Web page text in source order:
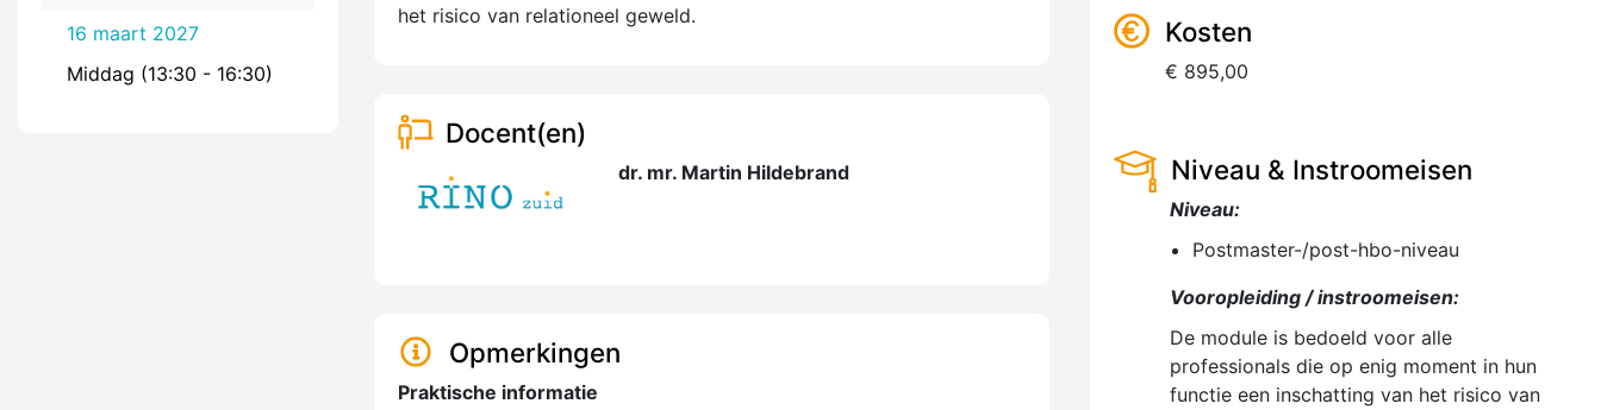
16 maart 2027
Middag (13:30 - 16:30)
het risico van relationeel geweld.
Docent(en)
dr. mr. Martin Hildebrand
Opmerkingen
Praktische informatie
Kosten
€ 895,00
Niveau & Instroomeisen
Niveau:
Postmaster-/post-hbo-niveau
Vooropleiding / instroomeisen:
De module is bedoeld voor alle
professionals die op enig moment in hun
functie een inschatting van het risico van